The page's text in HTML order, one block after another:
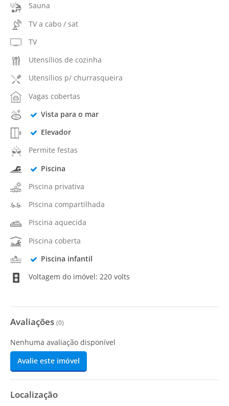
Sauna
TV a cabo / sat
TV
Utensílios de cozinha
Utensílios p/ churrasqueira
Vagas cobertas
Vista para o mar
Elevador
Permite festas
Piscina
Piscina privativa
Piscina compartilhada
Piscina aquecida
Piscina coberta
Piscina infantil
Voltagem do imóvel: 220 volts
Avaliações (0)
Nenhuma avaliação disponível
Avalie este imóvel
Localização